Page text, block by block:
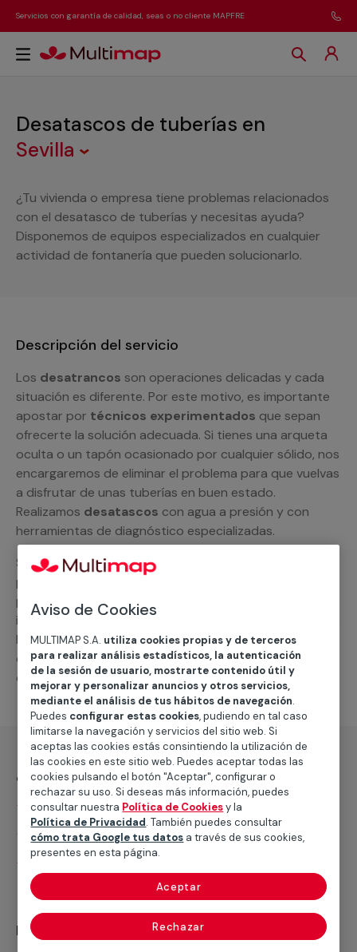
Servicios con garantía de calidad, seas o no cliente MAPFRE
Desatascos de tuberías en
Sevilla
¿Tu vivienda o empresa tiene problemas relacionados
con el desatasco de tuberías y necesitas ayuda?
Disponemos de equipos especializados en cualquier
actividad de fontanería que pueden solucionarlo.
Descripción del servicio
Los desatrancos son operaciones delicadas y cada
situación es diferente. Por este motivo, es importante
apostar por técnicos experimentados que sepan
ofrecerte la solución adecuada. Si tienes una arqueta
oculta o un tapón ocasionado por cualquier sólido, nos
encargaremos de eliminar el problema para que vuelvas
a disfrutar de unas tuberías en buen estado.
Realizamos desatascos con agua a presión y con
herramientas de diagnóstico especializadas.
Siempre puedes pedirnos un presupuesto
personalizado y sin compromiso. Rápidamente, un
profesional de MULTIMAP contactará contigo para
informarte sobre elprecio de los desatascos
las alternativas a tu alcance en materia de fontanería y
cuidado de las cañerías, como el suministro de piezas
de repuesto, labores de mantenimiento y mucho más.
¿Qué incluye?
Desplazamiento
Presupuesto gratis y sin compromiso
Mano de obra de fontanería
Recuerda que en MULTIMAP
Aviso de Cookies
MULTIMAP S.A. utiliza cookies propias y de terceros
para realizar análisis estadísticos, la autenticación
de la sesión de usuario, mostrarte contenido útil y
mejorar y personalizar anuncios y otros servicios,
mediante el análisis de tus hábitos de navegación.
Puedes configurar estas cookies, pudiendo en tal caso
limitarse la navegación y servicios del sitio web. Si
aceptas las cookies estás consintiendo la utilización de
las cookies en este sitio web. Puedes aceptar todas las
cookies pulsando el botón "Aceptar", configurar o
rechazar su uso. Si deseas más información, puedes
consultar nuestra Política de Cookiesy la
Política de Privacidad. También puedes consultar
cómo trata Google tus datos a través de sus cookies,
presentes en esta página.
Rechazar
Aceptar